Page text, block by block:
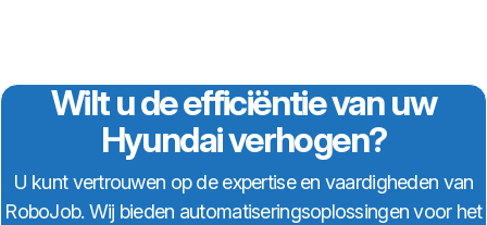
Wilt u de efficiëntie van uw
Hyundai verhogen?
U kunt vertrouwen op de expertise en vaardigheden van
RoboJob. Wij bieden automatiseringsoplossingen voor het